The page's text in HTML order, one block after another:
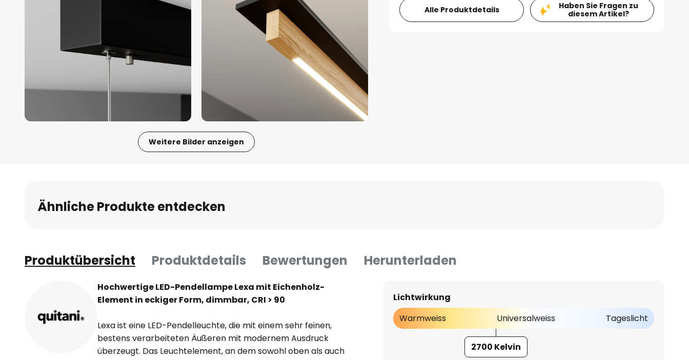
Weitere Bilder anzeigen
Bildgalerie
springen
Alle Produktdetails
Haben Sie Fragen zu
diesem Artikel?
Ähnliche Produkte entdecken
Produktübersicht Produktdetails Bewertungen Herunterladen
Hochwertige LED-Pendellampe Lexa mit Eichenholz-
Element in eckiger Form, dimmbar, CRI > 90
Lexa ist eine LED-Pendelleuchte, die mit einem sehr feinen,
bestens verarbeiteten Äußeren mit modernem Ausdruck
überzeugt. Das Leuchtelement, an dem sowohl oben als auch
Lichtwirkung
Warmweiss
Universalweiss Tageslicht
2700 Kelvin